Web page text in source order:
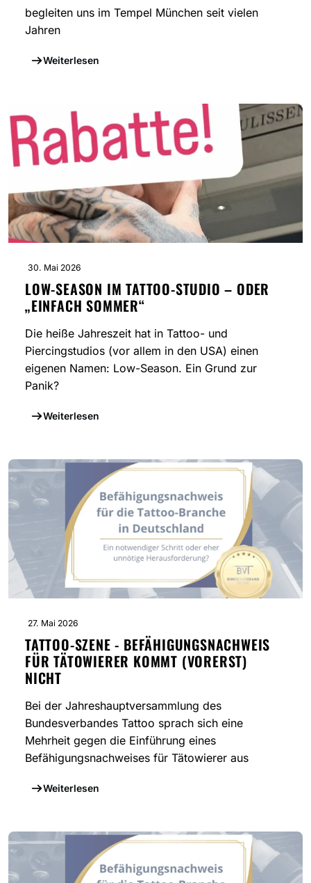
begleiten uns im Tempel München seit vielen
Jahren
Weiterlesen
30. Mai 2026
LOW-SEASON IM TATTOO-STUDIO – ODER
„EINFACH SOMMER“
Die heiße Jahreszeit hat in Tattoo- und
Piercingstudios (vor allem in den USA) einen
eigenen Namen: Low-Season. Ein Grund zur
Panik?
Weiterlesen
27. Mai 2026
TATTOO-SZENE - BEFÄHIGUNGSNACHWEIS
FÜR TÄTOWIERER KOMMT (VORERST)
NICHT
Bei der Jahreshauptversammlung des
Bundesverbandes Tattoo sprach sich eine
Mehrheit gegen die Einführung eines
Befähigungsnachweises für Tätowierer aus
Weiterlesen